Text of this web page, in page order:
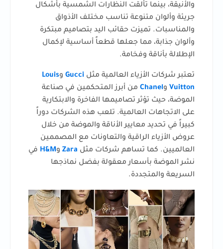
والأنيقة، بينما تألقت النظارات الشمسية بأشكال
جريئة وألوان متنوعة تناسب مختلف الأذواق
والمناسبات. تميزت حقائب اليد بتصاميم مبتكرة
وألوان جذابة، مما جعلها قطعاً أساسية لإكمال
الإطلالة بأناقة وفخامة.
تعتبر شركات الأزياء العالمية مثل Gucci وLouis
Vuitton وChanel من أبرز المتحكمين في صناعة
الموضة، حيث تؤثر تصاميمها الفاخرة والابتكارية
على الاتجاهات العالمية. تلعب هذه الشركات دوراً
كبيراً في تحديد معايير الأناقة والموضة من خلال
عروض الأزياء الراقية والتعاونات مع المصممين
العالميين. كما تساهم شركات مثل Zara وH&M في
نشر الموضة بأسعار معقولة بفضل نماذجها
السريعة والمتجددة.